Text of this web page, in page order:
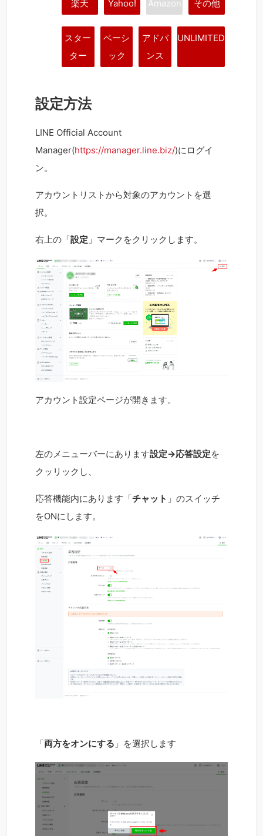
楽天 Yahoo! Amazon その他
スター
ター
ベーシ
ック
アドバ
ンス
UNLIMITED
設定方法
LINE Official Account
Manager(https://manager.line.biz/)にログイ
ン。
アカウントリストから対象のアカウントを選
択。
右上の「設定 」マークをクリックします。
アカウント設定ページが開きます。
左のメニューバーにあります設定→応答設定を
クッリックし、
応答機能内にあります「チャット 」のスイッチ
をONにします。
「両方をオンにする 」を選択します